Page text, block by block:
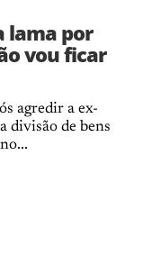
lama por
vou ficar
agredir a ex-
divisão de bens